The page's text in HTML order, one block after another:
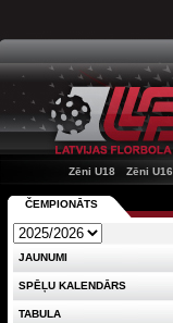
Zēni U18
Zēni U16
ČEMPIONĀTS
JAUNUMI
SPĒĻU KALENDĀRS
TABULA